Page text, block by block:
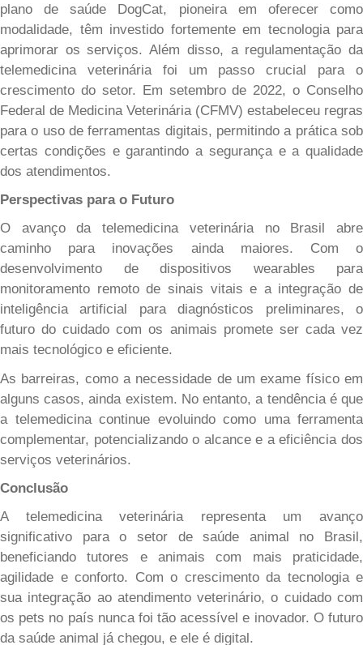
plano de saúde DogCat, pioneira em oferecer como
modalidade, têm investido fortemente em tecnologia para
aprimorar os serviços. Além disso, a regulamentação da
telemedicina veterinária foi um passo crucial para o
crescimento do setor. Em setembro de 2022, o Conselho
Federal de Medicina Veterinária (CFMV) estabeleceu regras
para o uso de ferramentas digitais, permitindo a prática sob
certas condições e garantindo a segurança e a qualidade
dos atendimentos.
Perspectivas para o Futuro
O avanço da telemedicina veterinária no Brasil abre
caminho para inovações ainda maiores. Com o
desenvolvimento de dispositivos wearables para
monitoramento remoto de sinais vitais e a integração de
inteligência artificial para diagnósticos preliminares, o
futuro do cuidado com os animais promete ser cada vez
mais tecnológico e eficiente.
As barreiras, como a necessidade de um exame físico em
alguns casos, ainda existem. No entanto, a tendência é que
a telemedicina continue evoluindo como uma ferramenta
complementar, potencializando o alcance e a eficiência dos
serviços veterinários.
Conclusão
A telemedicina veterinária representa um avanço
significativo para o setor de saúde animal no Brasil,
beneficiando tutores e animais com mais praticidade,
agilidade e conforto. Com o crescimento da tecnologia e
sua integração ao atendimento veterinário, o cuidado com
os pets no país nunca foi tão acessível e inovador. O futuro
da saúde animal já chegou, e ele é digital.